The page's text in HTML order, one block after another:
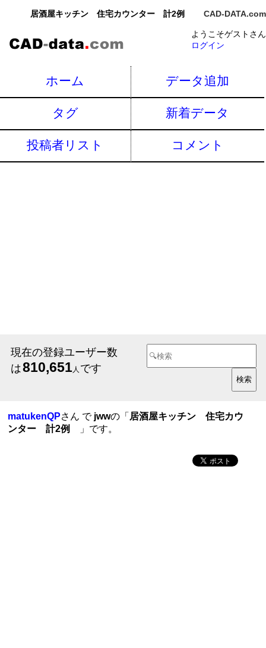
居酒屋キッチン 住宅カウンター 計2例 CAD-DATA.com
ようこそゲストさん
ログイン
ホーム データ追加
タグ 新着データ
投稿者リスト コメント
現在の登録ユーザー数
は810,651人 です
matukenQPさん で jwwの「 居酒屋キッチン 住宅カウ
ンター 計2例
」です。